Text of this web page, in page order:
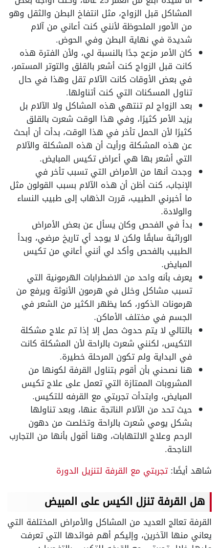
المشاكل قبل الزواج، مثل انتفاخ البطن والثقل وهو
من الأمور الملحوظة لأنني كنت أعاني من آلام
شديدة في نهاية البطن وفي الحوض.
كان الأمر مزعج جدًا بالنسبة لي، ولأن الفترة هذه
كانت قبل الزواج كنت أشعر بالقلق والتوتر المستمر،
في بعض الأوقات كانت الآلام تقل وهذا في حال
تناول المسكنات التي كنت أتناولها.
بعد الزواج لم تنتهي هذه المشاكل ولا الآلام بل
يزيد الأمر كثيرًا، وفي هذا الوقت شعرت بالقلق
كثيرًا لأن الحمل تأخر في هذا الوقت، بدأت أن أبحث
عن هذه المشكلة ورأيت أن هذه المشكلة والآلام
التي أشعر بها هي أعراض تكيس المبايض.
وجدت أنها من الأمراض التي تسبب تأخر في
الإنجاب، كنت أظن أن هذه الآلام بسبب القولون مثل
ما أخبرني الطبيب، قررت الذهاب إلى طبيب النساء
والولادة.
بدأ في الفحص وكان يسأل عن بعض الأمراض
الوراثية سابقًا ولكن لا يوجد أي تاريخ مرضي، وبدأ
الطبيب بالفحص وأكد لي أنني أعاني من تكيس
المبايض.
يعرف بأنه واحد من الاضطرابات الهرمونية التي
تسبب مشاكل وخلل في هرمون الأنوثة ويرفع من
هرمونات الذكور، كما يظهر الكثير من الشعر في
الجسم في مختلف الأماكن.
بالتالي لا يتم حدوث حمل إلا إذا تم علاج مشكلة
التكيس، لكنني شعرت بالراحة لأن المشكلة كانت
في البداية ولم تكون المرحلة خطيرة.
هنا نصحني بأن أقوم بتناول القرفة لكونها من
المشروبات الممتازة التي تعمل على علاج تكيس
المبايض، وابتدأت تجربتي مع القرفه للتكيس.
حيث تحد من الآلام الناتجة عنها، وبعد تناولها
بشكل يومي شعرت بالراحة وتخلصت من دهون
الرحم وعلاج الالتهابات، وهنا أقول بأنها من التجارب
الناجحة.
شاهد أيضًا:تجربتي مع القرفة لتنزيل الدورة
هل القرفة تنزل الكيس على المبيض
القرفة تعالج العديد من المشاكل والأمراض المختلفة التي
يعاني منها الآخرين، وإليكم أهم فوائدها التي تعرفت